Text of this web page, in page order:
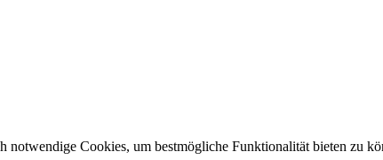
notwendige Cookies, um bestmögliche Funktionalität bieten zu